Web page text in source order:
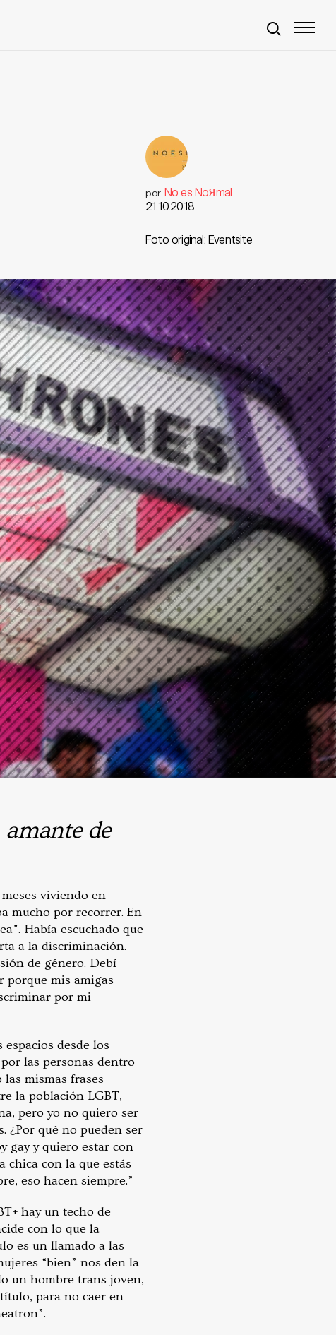
por No es NoЯmal
21.10.2018
Foto original: Eventsite
de
viviendo en
mucho por recorrer. En
Había escuchado que
a la discriminación.
de género. Debí
porque mis amigas
por mi
desde los
las personas dentro
mismas frases
la población LGBT,
pero yo no quiero ser
¿Por qué no pueden ser
gay y quiero estar con
chica con la que estás
eso hacen siempre.”
hay un techo de
con lo que la
es un llamado a las
“bien” nos den la
un hombre trans joven,
para no caer en